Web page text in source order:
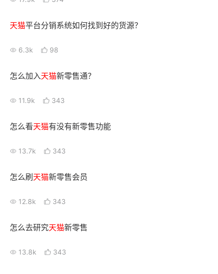
天猫平台分销系统如何找到好的货源？
6.3k 98
怎么加入天猫新零售通？
11.9k 343
怎么看天猫有没有新零售功能
13.7k 343
怎么刷 天猫新零售会员
12.8k 343
怎么去研究天猫新零售
13.8k 343